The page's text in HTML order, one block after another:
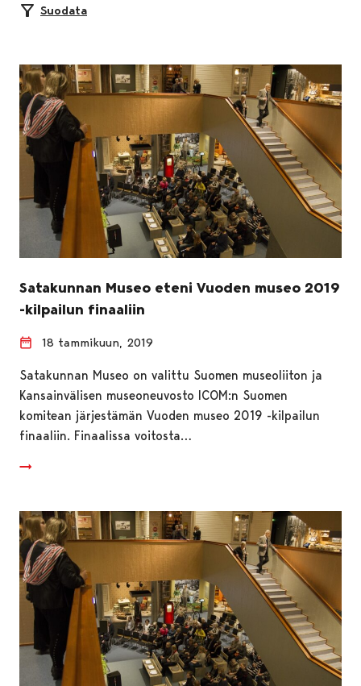
Suodata
Satakunnan Museo eteni Vuoden museo 2019
-kilpailun finaaliin
18 tammikuun, 2019
Satakunnan Museo on valittu Suomen museoliiton ja
Kansainvälisen museoneuvosto ICOM:n Suomen
komitean järjestämän Vuoden museo 2019 -kilpailun
finaaliin. Finaalissa voitosta…